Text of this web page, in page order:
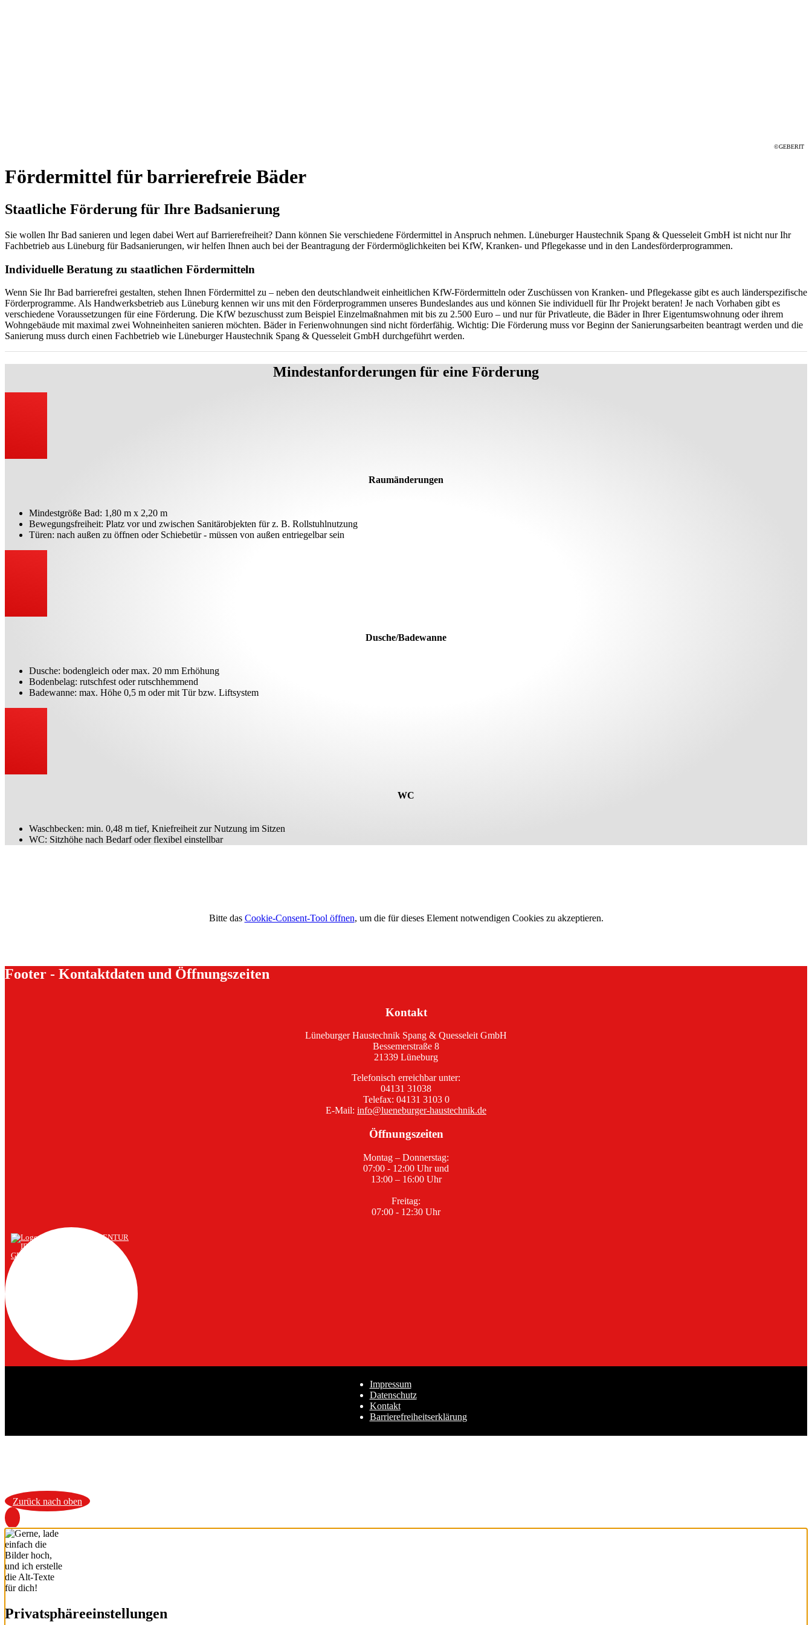
©GEBERIT
Fördermittel für barrierefreie Bäder
Staatliche Förderung für Ihre Badsanierung
Sie wollen Ihr Bad sanieren und legen dabei Wert auf Barrierefreiheit? Dann können Sie verschiedene Fördermittel in Anspruch nehmen. Lüneburger Haustechnik Spang & Quesseleit GmbH ist nicht nur Ihr
Fachbetrieb aus Lüneburg für Badsanierungen, wir helfen Ihnen auch bei der Beantragung der Fördermöglichkeiten bei KfW, Kranken- und Pflegekasse und in den Landesförderprogrammen.
Individuelle Beratung zu staatlichen Fördermitteln
Wenn Sie Ihr Bad barrierefrei gestalten, stehen Ihnen Fördermittel zu – neben den deutschlandweit einheitlichen KfW-Fördermitteln oder Zuschüssen von Kranken- und Pflegekasse gibt es auch länderspezifische
Förderprogramme. Als Handwerksbetrieb aus Lüneburg kennen wir uns mit den Förderprogrammen unseres Bundeslandes aus und können Sie individuell für Ihr Projekt beraten! Je nach Vorhaben gibt es
verschiedene Voraussetzungen für eine Förderung. Die KfW bezuschusst zum Beispiel Einzelmaßnahmen mit bis zu 2.500 Euro – und nur für Privatleute, die Bäder in Ihrer Eigentumswohnung oder ihrem
Wohngebäude mit maximal zwei Wohneinheiten sanieren möchten. Bäder in Ferienwohnungen sind nicht förderfähig. Wichtig: Die Förderung muss vor Beginn der Sanierungsarbeiten beantragt werden und die
Sanierung muss durch einen Fachbetrieb wie Lüneburger Haustechnik Spang & Quesseleit GmbH durchgeführt werden.
Mindestanforderungen für eine Förderung
Raumänderungen
Mindestgröße Bad: 1,80 m x 2,20 m
Bewegungsfreiheit: Platz vor und zwischen Sanitärobjekten für z. B. Rollstuhlnutzung
Türen: nach außen zu öffnen oder Schiebetür - müssen von außen entriegelbar sein
Dusche/Badewanne
Dusche: bodengleich oder max. 20 mm Erhöhung
Bodenbelag: rutschfest oder rutschhemmend
Badewanne: max. Höhe 0,5 m oder mit Tür bzw. Liftsystem
WC
Waschbecken: min. 0,48 m tief, Kniefreiheit zur Nutzung im Sitzen
WC: Sitzhöhe nach Bedarf oder flexibel einstellbar
Bitte das Cookie-Consent-Tool öffnen, um die für dieses Element notwendigen Cookies zu akzeptieren.
Footer - Kontaktdaten und Öffnungszeiten
Kontakt
Lüneburger Haustechnik Spang & Quesseleit GmbH
Bessemerstraße 8
21339 Lüneburg
Telefonisch erreichbar unter:
04131 31038
Telefax: 04131 3103 0
E-Mail: info@lueneburger-haustechnik.de
Öffnungszeiten
Montag – Donnerstag:
07:00 - 12:00 Uhr und
13:00 – 16:00 Uhr
Freitag:
07:00 - 12:30 Uhr
Impressum
Datenschutz
Kontakt
Barrierefreiheitserklärung
Zurück nach oben
Privatsphäre­einstellungen